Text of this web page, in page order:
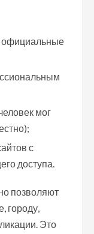
официальные
мог
с
доступа.
позволяют
городу,
Это